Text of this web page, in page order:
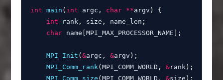
int main ( int argc , char **argv )
{
int rank , size , name_len ;
char name [MPI_MAX_PROCESSOR_NAME ;
MPI_Init (&argc , &argv ) ;
MPI_Comm_rank (MPI_COMM_WORLD , &rank ) ;
MPI_Comm_size (MPI_COMM_WORLD , &size ) ;